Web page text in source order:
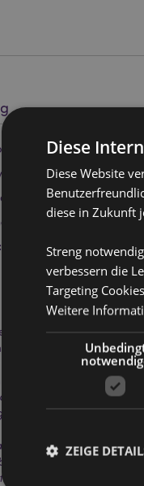
Bento-Lunchbox mit
Produkt ist für die
Sie sich außerhalb dieser
kaufen. Andernfalls
Sie sich bitte an
Inseln, Albanien,
Bahrain, Balearen
Herzegowina,
Kanarische Inseln
Ceuta und Melilla,
Kroatien, Zypern,
Diese
Diese Website
diese in Zukunft
Streng
verbessern die
Targeting
Weitere
ZEIGE